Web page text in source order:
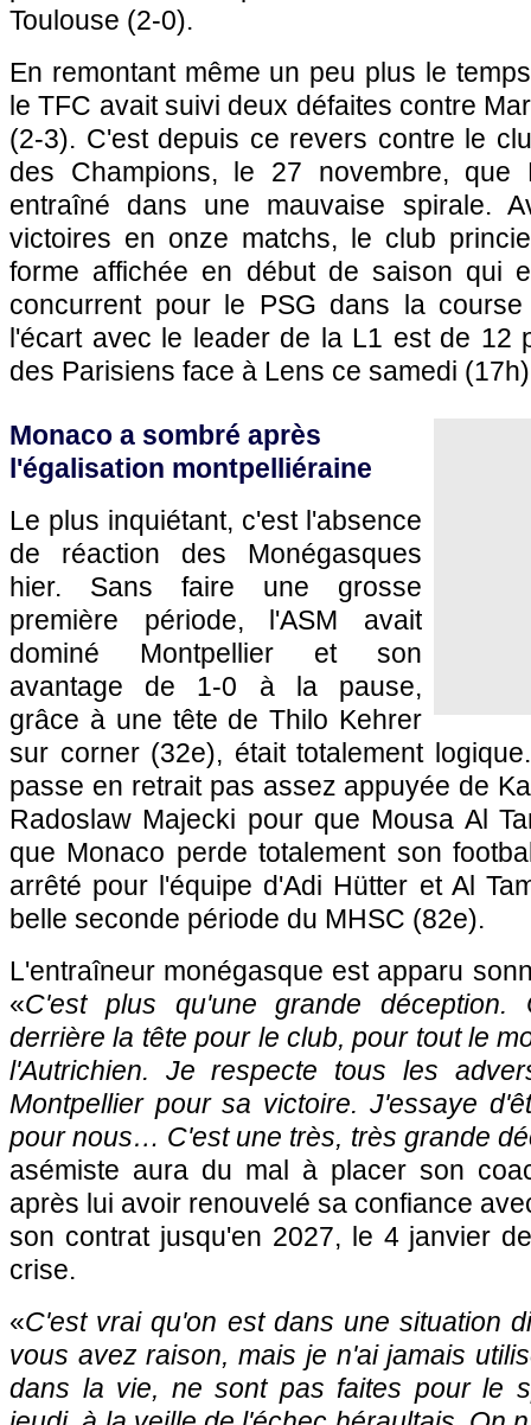
Toulouse (2-0).
En remontant même un peu plus le
le TFC avait suivi deux défaites contre
(2-3). C'est depuis ce revers contre le
des Champions, le 27 novembre, que
entraîné dans une mauvaise spirale.
victoires en onze matchs, le club
forme affichée en début de saison qui
concurrent pour le PSG dans la
l'écart avec le leader de la L1 est de 12
des Parisiens face à Lens ce samedi
Monaco a sombré après
l'égalisation montpelliéraine
Le plus inquiétant, c'est l'absence
de réaction des Monégasques
hier. Sans faire une grosse
première période, l'ASM avait
dominé Montpellier et son
avantage de 1-0 à la pause,
grâce à une tête de Thilo Kehrer
sur corner (32e), était totalement
passe en retrait pas assez appuyée de
Radoslaw Majecki pour que Mousa Al
que Monaco perde totalement son
arrêté pour l'équipe d'Adi Hütter et Al
belle seconde période du MHSC (82e).
L'entraîneur monégasque est apparu
«C'est plus qu'une grande
derrière la tête pour le club, pour tout le
l'Autrichien. Je respecte tous les
Montpellier pour sa victoire. J'essaye
pour nous… C'est une très, très grande
asémiste aura du mal à placer son
après lui avoir renouvelé sa confiance
son contrat jusqu'en 2027, le 4 janvier
crise.
«C'est vrai qu'on est dans une situation
vous avez raison, mais je n'ai jamais
dans la vie, ne sont pas faites pour le